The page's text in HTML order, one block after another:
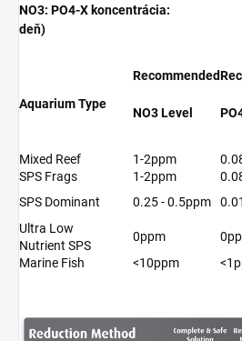
NO3: PO4-X koncentrácia: 2ml /
deň)
Aquarium Type
Recommended
NO3 Level
Mixed Reef 1-2ppm
SPS Frags
1-2ppm
SPS Dominant
0.25 - 0.5ppm
Ultra Low
Nutrient SPS
0ppm
Marine Fish
<10ppm